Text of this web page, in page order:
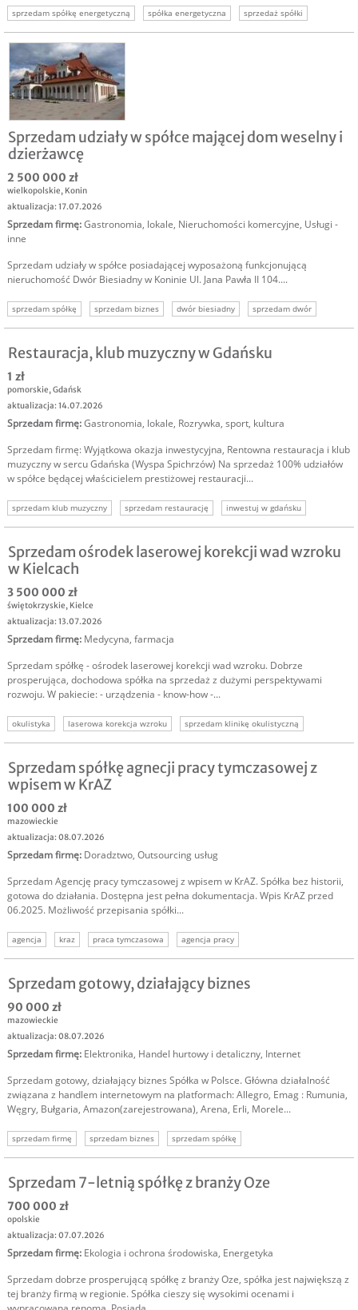
sprzedam spółkę energetyczną spółka energetyczna
sprzedaż spółki
sprzedam firmę energetyczną
energetyka inwestycja
spółka na sprzedaż
sprzedaż biznesu
Sprzedam udziały w spółce mającej dom weselny i
dzierżawcę
2 500 000 zł
wielkopolskie, Konin
aktualizacja: 17.07.2026
Sprzedam firmę:Gastronomia, lokale, Nieruchomości komercyjne, Usługi -
inne
Sprzedam udziały w spółce posiadającej wyposażoną funkcjonującą
nieruchomość Dwór Biesiadny w Koninie Ul. Jana Pawła II 104....
sprzedam spółkę sprzedam biznes dwór biesiadny
sprzedam dwór
dom weselny
sprzedam biznes gastronomia
Restauracja, klub muzyczny w Gdańsku
1 zł
pomorskie,Gdańsk
aktualizacja: 14.07.2026
Sprzedam firmę:Gastronomia, lokale, Rozrywka, sport, kultura
Sprzedam firmę: Wyjątkowa okazja inwestycyjna, Rentowna restauracja i klub
muzyczny w sercu Gdańska (Wyspa Spichrzów) Na sprzedaż 100% udziałów
w spółce będącej właścicielem prestiżowej restauracji...
sprzedam klub muzyczny sprzedam restaurację
inwestuj w gdańsku
gdańsk sprzedam biznes
sprzedam biznes
sprzedam spółkę
sprzedam biznes gdańsk
Sprzedam ośrodek laserowej korekcji wad wzroku
w Kielcach
3 500 000 zł
świętokrzyskie, Kielce
aktualizacja: 13.07.2026
Sprzedam firmę: Medycyna, farmacja
Sprzedam spółkę - ośrodek laserowej korekcji wad wzroku. Dobrze
prosperująca, dochodowa spółka na sprzedaż z dużymi perspektywami
rozwoju. W pakiecie: - urządzenia - know-how -...
okulistyka laserowa korekcja wzroku
sprzedam klinikę okulistyczną
okulista kielce
zabiegi medyczne gabinet zabiegowy optyk
Sprzedam spółkę agnecji pracy tymczasowej z
wpisem w KrAZ
100 000 zł
mazowieckie
aktualizacja: 08.07.2026
Sprzedam firmę: Doradztwo, Outsourcing usług
Sprzedam Agencję pracy tymczasowej z wpisem w KrAZ. Spółka bez historii,
gotowa do działania. Dostępna jest pełna dokumentacja. Wpis KrAZ przed
06.2025. Możliwość przepisania spółki...
agencja kraz praca tymczasowa agencja pracy
Sprzedam gotowy, działający biznes
90 000 zł
mazowieckie
aktualizacja: 08.07.2026
Sprzedam firmę: Elektronika, Handel hurtowy i detaliczny, Internet
Sprzedam gotowy, działający biznes Spółka w Polsce. Główna działalność
związana z handlem internetowym na platformach: Allegro, Emag : Rumunia,
Węgry, Bułgaria, Amazon(zarejestrowana), Arena, Erli, Morele...
sprzedam firmę sprzedam biznes
sprzedam spółkę
oferta sprzedaży spółki
sprzedaż biznesu
Sprzedam 7-letnią spółkę z branży Oze
700 000 zł
opolskie
aktualizacja: 07.07.2026
Sprzedam firmę: Ekologia i ochrona środowiska, Energetyka
Sprzedam dobrze prosperującą spółkę z branży Oze, spółka jest największą z
tej branży firmą w regionie. Spółka cieszy się wysokimi ocenami i